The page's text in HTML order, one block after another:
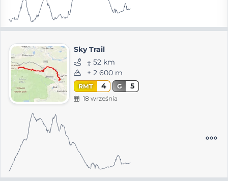
Sky Trail
⨦ 52 km
+ 2 600 m
RMT 4 G 5
18 września